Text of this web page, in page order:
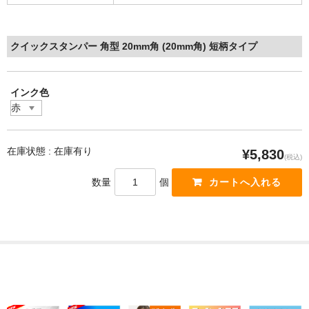
クイックスタンパー 角型 20mm角 (20mm角) 短柄タイプ
インク色
在庫状態 : 在庫有り ¥5,830(税込)
数量 個